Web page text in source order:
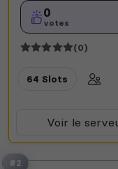
0
votes
(0)
64 Slots
Voir le
#2